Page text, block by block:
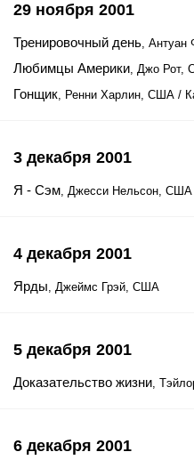
29 ноября 2001
Тренировочный день, Антуан
Любимцы Америки, Джо Рот,
Гонщик, Ренни Харлин, США /
3 декабря 2001
Я - Сэм, Джесси Нельсон, США
4 декабря 2001
Ярды, Джеймс Грэй, США
5 декабря 2001
Доказательство жизни,
6 декабря 2001